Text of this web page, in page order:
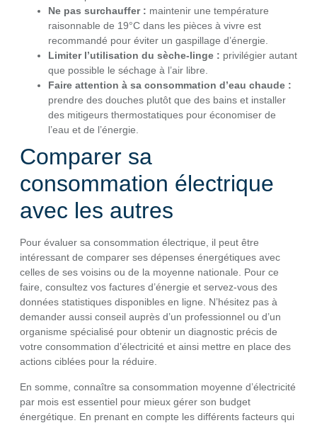
Ne pas surchauffer : maintenir une température
raisonnable de 19°C dans les pièces à vivre est
recommandé pour éviter un gaspillage d’énergie.
Limiter l’utilisation du sèche-linge : privilégier autant
que possible le séchage à l’air libre.
Faire attention à sa consommation d’eau chaude :
prendre des douches plutôt que des bains et installer
des mitigeurs thermostatiques pour économiser de
l’eau et de l’énergie.
Comparer sa
consommation électrique
avec les autres
Pour évaluer sa consommation électrique, il peut être
intéressant de comparer ses dépenses énergétiques avec
celles de ses voisins ou de la moyenne nationale. Pour ce
faire, consultez vos factures d’énergie et servez-vous des
données statistiques disponibles en ligne. N’hésitez pas à
demander aussi conseil auprès d’un professionnel ou d’un
organisme spécialisé pour obtenir un diagnostic précis de
votre consommation d’électricité et ainsi mettre en place des
actions ciblées pour la réduire.
En somme, connaître sa consommation moyenne d’électricité
par mois est essentiel pour mieux gérer son budget
énergétique. En prenant en compte les différents facteurs qui